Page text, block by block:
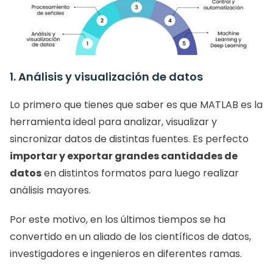
1. Análisis y visualización de datos
Lo primero que tienes que saber es que MATLAB es la
herramienta ideal para analizar, visualizar y
importar y exportar grandes cantidades de
datos en distintos formatos para luego realizar
análisis mayores.
Por este motivo, en los últimos tiempos se ha
convertido en un aliado de los científicos de datos,
investigadores e ingenieros en diferentes ramas.